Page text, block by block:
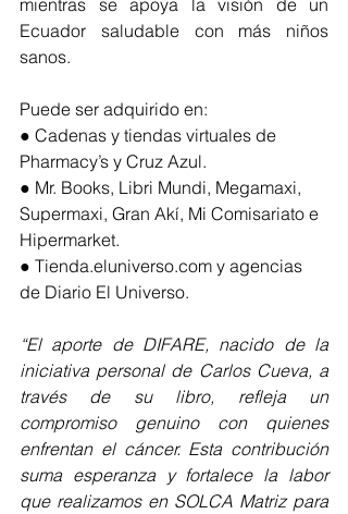
Ecuador saludable con más niños
sanos.
Puede ser adquirido en:
● Cadenas y tiendas virtuales de
Pharmacy’s y Cruz Azul.
● Mr. Books, Libri Mundi, Megamaxi,
Supermaxi, Gran Akí, Mi Comisariato e
Hipermarket.
● Tienda.eluniverso.com y agencias
de Diario El Universo.
“El aporte de DIFARE, nacido de la
iniciativa personal de Carlos Cueva, a
través de su libro, refleja un
compromiso genuino con quienes
enfrentan el cáncer. Esta contribución
suma esperanza y fortalece la labor
que realizamos en SOLCA Matriz para